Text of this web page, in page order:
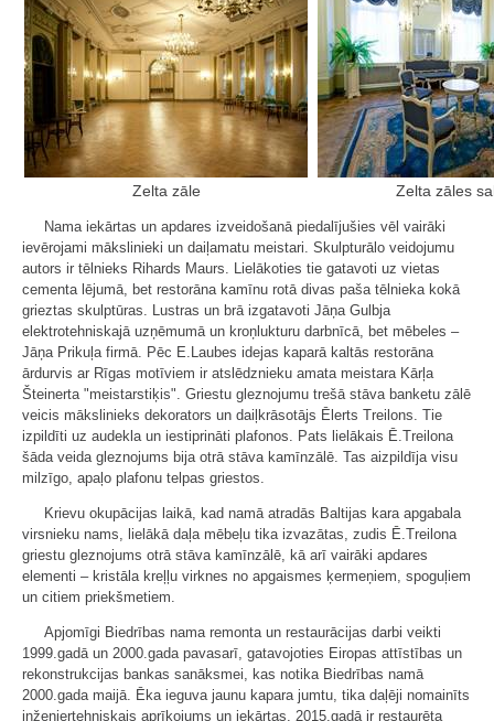
Zelta zāle Zelta zāles
Nama iekārtas un apdares izveidošanā piedalījušies vēl vairāki
ievērojami mākslinieki un daiļamatu meistari. Skulpturālo veidojumu
autors ir tēlnieks Rihards Maurs. Lielākoties tie gatavoti uz vietas
cementa lējumā, bet restorāna kamīnu rotā divas paša tēlnieka kokā
grieztas skulptūras. Lustras un brā izgatavoti Jāņa Gulbja
elektrotehniskajā uzņēmumā un kroņlukturu darbnīcā, bet mēbeles –
Jāņa Prikuļa firmā. Pēc E.Laubes idejas kaparā kaltās restorāna
ārdurvis ar Rīgas motīviem ir atslēdznieku amata meistara Kārļa
Šteinerta "meistarstiķis". Griestu gleznojumu trešā stāva banketu zālē
veicis mākslinieks dekorators un daiļkrāsotājs Ēlerts Treilons. Tie
izpildīti uz audekla un iestiprināti plafonos. Pats lielākais Ē.Treilona
šāda veida gleznojums bija otrā stāva kamīnzālē. Tas aizpildīja visu
milzīgo, apaļo plafonu telpas griestos.
Krievu okupācijas laikā, kad namā atradās Baltijas kara apgabala
virsnieku nams, lielākā daļa mēbeļu tika izvazātas, zudis Ē.Treilona
griestu gleznojums otrā stāva kamīnzālē, kā arī vairāki apdares
elementi – kristāla kreļļu virknes no apgaismes ķermeņiem, spoguļiem
un citiem priekšmetiem.
Apjomīgi Biedrības nama remonta un restaurācijas darbi veikti
1999.gadā un 2000.gada pavasarī, gatavojoties Eiropas attīstības un
rekonstrukcijas bankas sanāksmei, kas notika Biedrības namā
2000.gada maijā. Ēka ieguva jaunu kapara jumtu, tika daļēji nomainīts
inženiertehniskais aprīkojums un iekārtas. 2015.gadā ir restaurēta